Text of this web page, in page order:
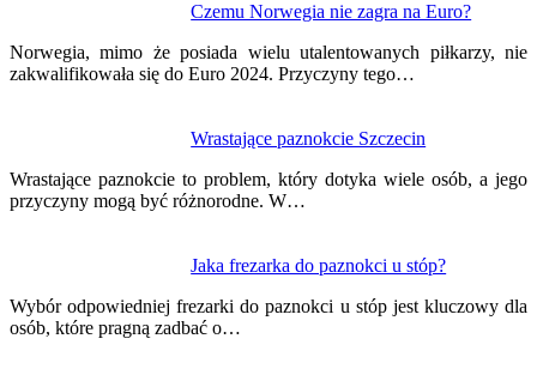
Czemu Norwegia nie zagra na Euro?
Norwegia, mimo że posiada wielu utalentowanych piłkarzy, nie
zakwalifikowała się do Euro 2024. Przyczyny tego…
Wrastające paznokcie Szczecin
Wrastające paznokcie to problem, który dotyka wiele osób, a jego
przyczyny mogą być różnorodne. W…
Jaka frezarka do paznokci u stóp?
Wybór odpowiedniej frezarki do paznokci u stóp jest kluczowy dla
osób, które pragną zadbać o…
wpisu